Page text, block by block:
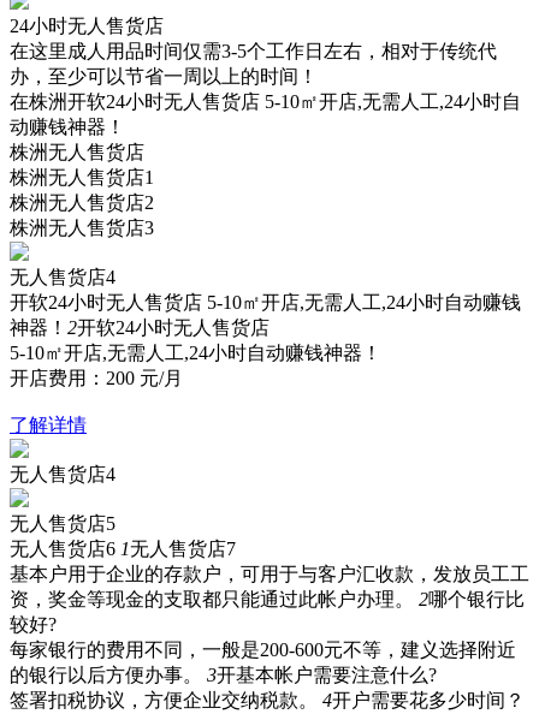
24小时无人售货店
在这里成人用品时间仅需3-5个工作日左右，相对于传统代
办，至少可以节省一周以上的时间！
在株洲开软24小时无人售货店 5-10㎡开店,无需人工,24小时自
动赚钱神器！
株洲无人售货店
株洲无人售货店1
株洲无人售货店2
株洲无人售货店3
无人售货店4
开软24小时无人售货店 5-10㎡开店,无需人工,24小时自动赚钱
神器！ 2开软24小时无人售货店
5-10㎡开店,无需人工,24小时自动赚钱神器！
开店费用： 200 元/月
了解详情
无人售货店4
无人售货店5
无人售货店6 1无人售货店7
基本户用于企业的存款户，可用于与客户汇收款，发放员工工
资，奖金等现金的支取都只能通过此帐户办理。
2哪个银行比
较好?
每家银行的费用不同，一般是200-600元不等，建义选择附近
的银行以后方便办事。
3开基本帐户需要注意什么?
签署扣税协议，方便企业交纳税款。
4开户需要花多少时间？